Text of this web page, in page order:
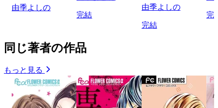
由季よしの
完結
由季よしの
完結
完
同じ著者の作品
もっと見る